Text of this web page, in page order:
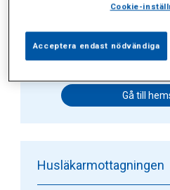
Hus E, ingång 1,
Se hemsida
Försäkring, Betala själv,
Gå till
Husläkarmottagningen
Cookie-
Acceptera endast nödvändiga